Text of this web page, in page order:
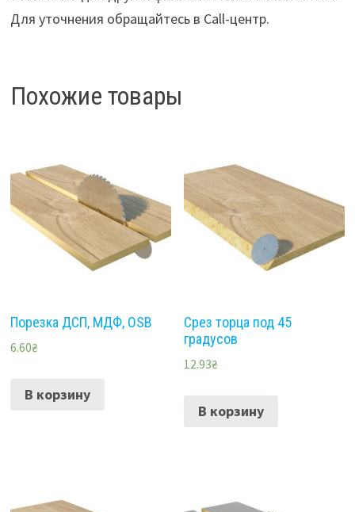
Для уточнения обращайтесь в Call-центр.
Похожие товары
Порезка ДСП, МДФ, OSB
6.60₴
В корзину
Срез торца под 45
градусов
12.93₴
В корзину